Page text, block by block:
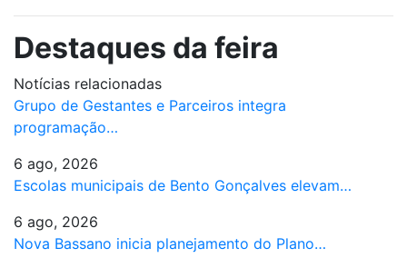
Destaques da feira
Notícias relacionadas
Grupo de Gestantes e Parceiros integra
programação…
6 ago, 2026
Escolas municipais de Bento Gonçalves elevam…
6 ago, 2026
Nova Bassano inicia planejamento do Plano…